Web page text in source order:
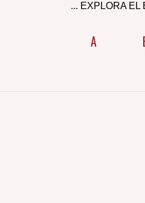
... EXPLORA EL
A